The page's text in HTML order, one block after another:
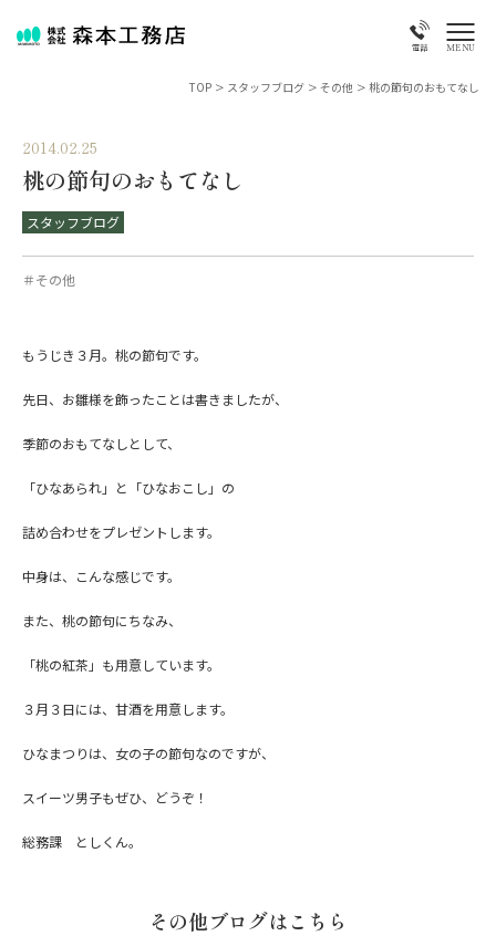
電話 MENU
TOP > スタッフブログ > その他 > 桃の節句のおもてなし
2014.02.25
桃の節句のおもてなし
スタッフブログ
＃その他
もうじき３月。桃の節句です。
先日、お雛様を飾ったことは書きましたが、
季節のおもてなしとして、
「ひなあられ」と「ひなおこし」の
詰め合わせをプレゼントします。
中身は、こんな感じです。
また、桃の節句にちなみ、
「桃の紅茶」も用意しています。
３月３日には、甘酒を用意します。
ひなまつりは、女の子の節句なのですが、
スイーツ男子もぜひ、どうぞ！
総務課 としくん。
その他ブログはこちら